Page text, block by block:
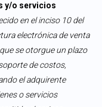
y/o servicios
en el inciso 10 del
electrónica de venta
se otorgue un plazo
de costos,
el adquirente
o servicios